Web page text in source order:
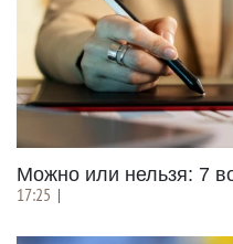
Можно или нельзя: 7
17:25